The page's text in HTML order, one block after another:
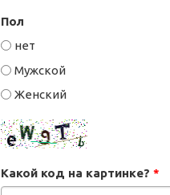
Пол
нет
Мужской
Женский
Какой код на картинке? *